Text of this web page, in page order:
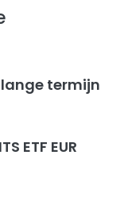
lange termijn
ETF EUR